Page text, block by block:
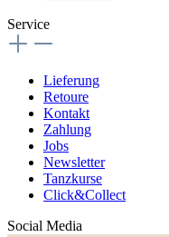
Service
Lieferung
Retoure
Kontakt
Zahlung
Jobs
Newsletter
Tanzkurse
Click&Collect
Social Media